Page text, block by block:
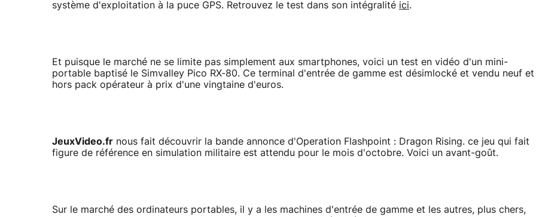
système d'exploitation à la puce GPS. Retrouvez le test dans son intégralité ici.
Et puisque le marché ne se limite pas simplement aux smartphones, voici un test en vidéo d'un mini-
portable baptisé le Simvalley Pico RX-80. Ce terminal d'entrée de gamme est désimlocké et vendu neuf et
hors pack opérateur à prix d'une vingtaine d'euros.
JeuxVideo.fr nous fait découvrir la bande annonce d'Operation Flashpoint : Dragon Rising. ce jeu qui fait
figure de référence en simulation militaire est attendu pour le mois d'octobre. Voici un avant-goût.
Sur le marché des ordinateurs portables, il y a les machines d'entrée de gamme et les autres, plus chers,